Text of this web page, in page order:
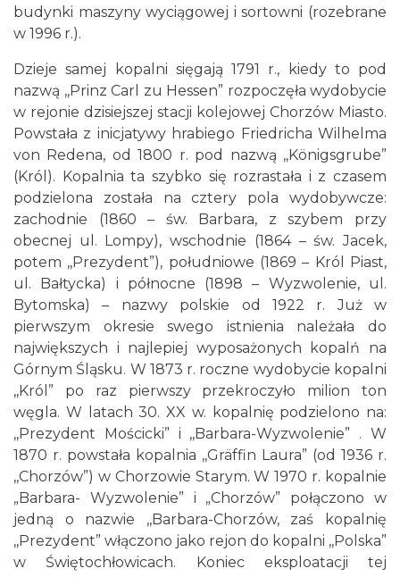
budynki maszyny wyciągowej i sortowni (rozebrane
w 1996 r.).
Dzieje samej kopalni sięgają 1791 r., kiedy to pod
nazwą ,,Prinz Carl zu Hessen” rozpoczęła wydobycie
w rejonie dzisiejszej stacji kolejowej Chorzów Miasto.
Powstała z inicjatywy hrabiego Friedricha Wilhelma
von Redena, od 1800 r. pod nazwą ,,Königsgrube”
(Król). Kopalnia ta szybko się rozrastała i z czasem
podzielona została na cztery pola wydobywcze:
zachodnie (1860 – św. Barbara, z szybem przy
obecnej ul. Lompy), wschodnie (1864 – św. Jacek,
potem ,,Prezydent”), południowe (1869 – Król Piast,
ul. Bałtycka) i północne (1898 – Wyzwolenie, ul.
Bytomska) – nazwy polskie od 1922 r. Już w
pierwszym okresie swego istnienia należała do
największych i najlepiej wyposażonych kopalń na
Górnym Śląsku. W 1873 r. roczne wydobycie kopalni
,,Król” po raz pierwszy przekroczyło milion ton
węgla. W latach 30. XX w. kopalnię podzielono na:
,,Prezydent Mościcki” i ,,Barbara-Wyzwolenie” . W
1870 r. powstała kopalnia ,,Gräffin Laura” (od 1936 r.
,,Chorzów”) w Chorzowie Starym. W 1970 r. kopalnie
„Barbara- Wyzwolenie” i „Chorzów” połączono w
jedną o nazwie ,,Barbara-Chorzów, zaś kopalnię
,,Prezydent” włączono jako rejon do kopalni ,,Polska”
w Świętochłowicach. Koniec eksploatacji tej